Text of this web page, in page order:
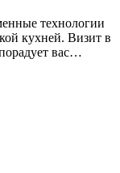
технологии
кухней. Визит в
вас…